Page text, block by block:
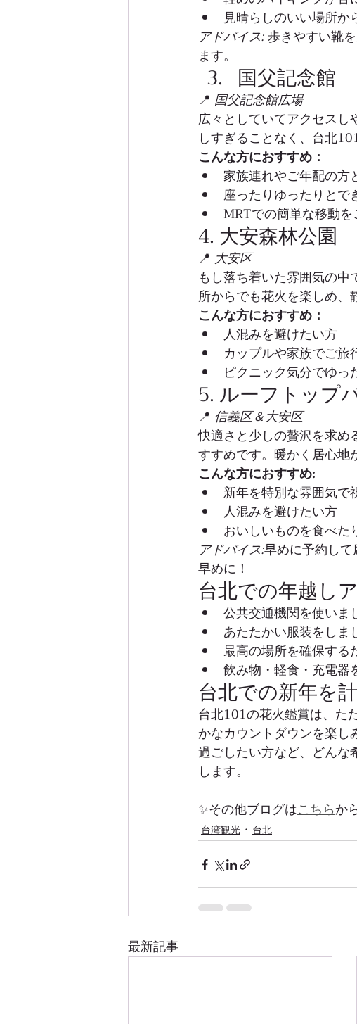
見晴らしのいい場所
アドバイス: 歩きやすい靴
ます。
国父記念館
📍 国父記念館広場
広々としていてアクセス
しすぎることなく、台北
こんな方におすすめ：
家族連れやご年配の方
座ったりゆったりとで
MRTでの簡単な移動
4. 大安森林公園
📍 大安区
もし落ち着いた雰囲気の
所からでも花火を楽しめ、
こんな方におすすめ：
人混みを避けたい方
カップルや家族でご旅
ピクニック気分でゆ
5. ルーフトップ
📍 信義区＆大安区
快適さと少しの贅沢を求
すすめです。暖かく居心地
こんな方におすすめ:
新年を特別な雰囲気で
人混みを避けたい方
おいしいものを食べ
アドバイス:早めに予約し
早めに！
台北での年越し
公共交通機関を使いま
あたたかい服装をしま
最高の場所を確保する
飲み物・軽食・充電器
台北での新年を
台北101の花火鑑賞は、た
かなカウントダウンを楽
過ごしたい方など、どん
します。
✨その他ブログはこちらか
台湾観光 台北
最新記事